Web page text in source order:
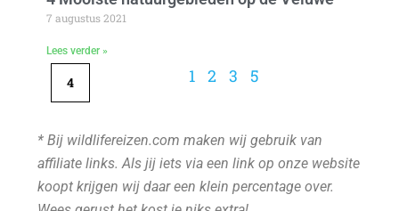
7 augustus 2021
Lees verder »
1 2 3
4 5
* Bij wildlifereizen.com maken wij gebruik van
affiliate links. Als jij iets via een link op onze website
koopt krijgen wij daar een klein percentage over.